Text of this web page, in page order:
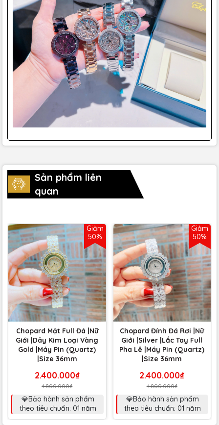
Sản phẩm liên
quan
Giảm
50%
Chopard Mặt Full Đá |Nữ
Giới |Dây Kim Loại Vàng
Gold |Máy Pin (Quartz)
|Size 36mm
2.400.000₫
4.800.000₫
💎Bảo hành sản phẩm
theo tiêu chuẩn: 01 năm
Giảm
50%
Chopard Đính Đá Rơi |Nữ
Giới |Silver |Lắc Tay Full
Pha Lê |Máy Pin (Quartz)
|Size 36mm
2.400.000₫
4.800.000₫
💎Bảo hành sản phẩm
theo tiêu chuẩn: 01 năm